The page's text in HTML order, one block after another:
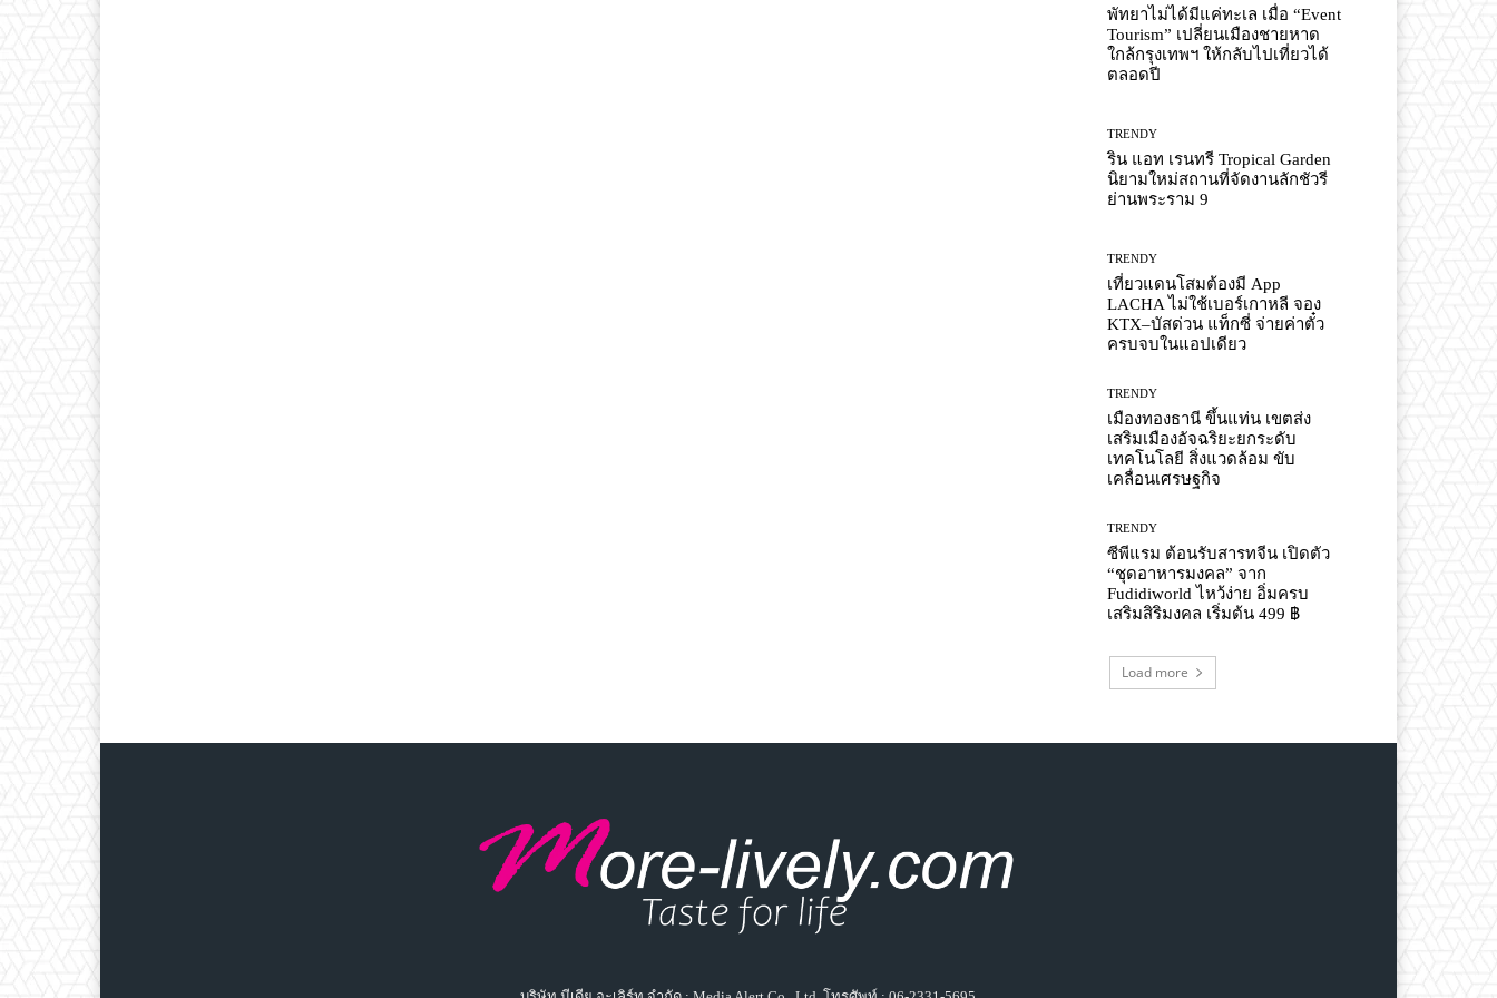
พัทยาไม่ได้มีแค่ทะเล เมื่อ “Event
Tourism” เปลี่ยนเมืองชายหาด
ใกล้กรุงเทพฯ ให้กลับไปเที่ยวได้
ตลอดปี
TRENDY
ริน แอท เรนทรี Tropical Garden
นิยามใหม่สถานที่จัดงานลักชัวรี
ย่านพระราม 9
TRENDY
เที่ยวแดนโสมต้องมี App
LACHA ไม่ใช้เบอร์เกาหลี จอง
KTX–บัสด่วน แท็กซี่ จ่ายค่าตั๋ว
ครบจบในแอปเดียว
TRENDY
เมืองทองธานี ขึ้นแท่น เขตส่ง
เสริมเมืองอัจฉริยะยกระดับ
เทคโนโลยี สิ่งแวดล้อม ขับ
เคลื่อนเศรษฐกิจ
TRENDY
ซีพีแรม ต้อนรับสารทจีน เปิดตัว
“ชุดอาหารมงคล” จาก
Fudidiworld ไหว้ง่าย อิ่มครบ
เสริมสิริมงคล เริ่มต้น 499 ฿
Load more